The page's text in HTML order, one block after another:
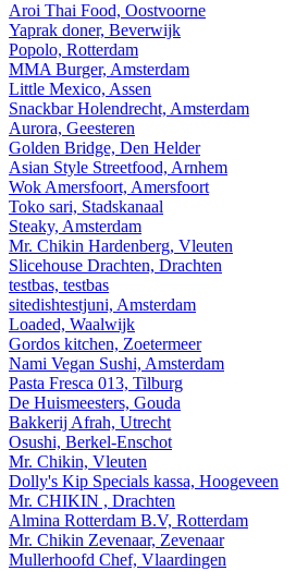
Aroi Thai Food, Oostvoorne
Yaprak doner, Beverwijk
Popolo, Rotterdam
MMA Burger, Amsterdam
Little Mexico, Assen
Snackbar Holendrecht, Amsterdam
Aurora, Geesteren
Golden Bridge, Den Helder
Asian Style Streetfood, Arnhem
Wok Amersfoort, Amersfoort
Toko sari, Stadskanaal
Steaky, Amsterdam
Mr. Chikin Hardenberg, Vleuten
Slicehouse Drachten, Drachten
testbas, testbas
sitedishtestjuni, Amsterdam
Loaded, Waalwijk
Gordos kitchen, Zoetermeer
Nami Vegan Sushi, Amsterdam
Pasta Fresca 013, Tilburg
De Huismeesters, Gouda
Bakkerij Afrah, Utrecht
Osushi, Berkel-Enschot
Mr. Chikin, Vleuten
Dolly's Kip Specials kassa, Hoogeveen
Mr. CHIKIN , Drachten
Almina Rotterdam B.V, Rotterdam
Mr. Chikin Zevenaar, Zevenaar
Mullerhoofd Chef, Vlaardingen